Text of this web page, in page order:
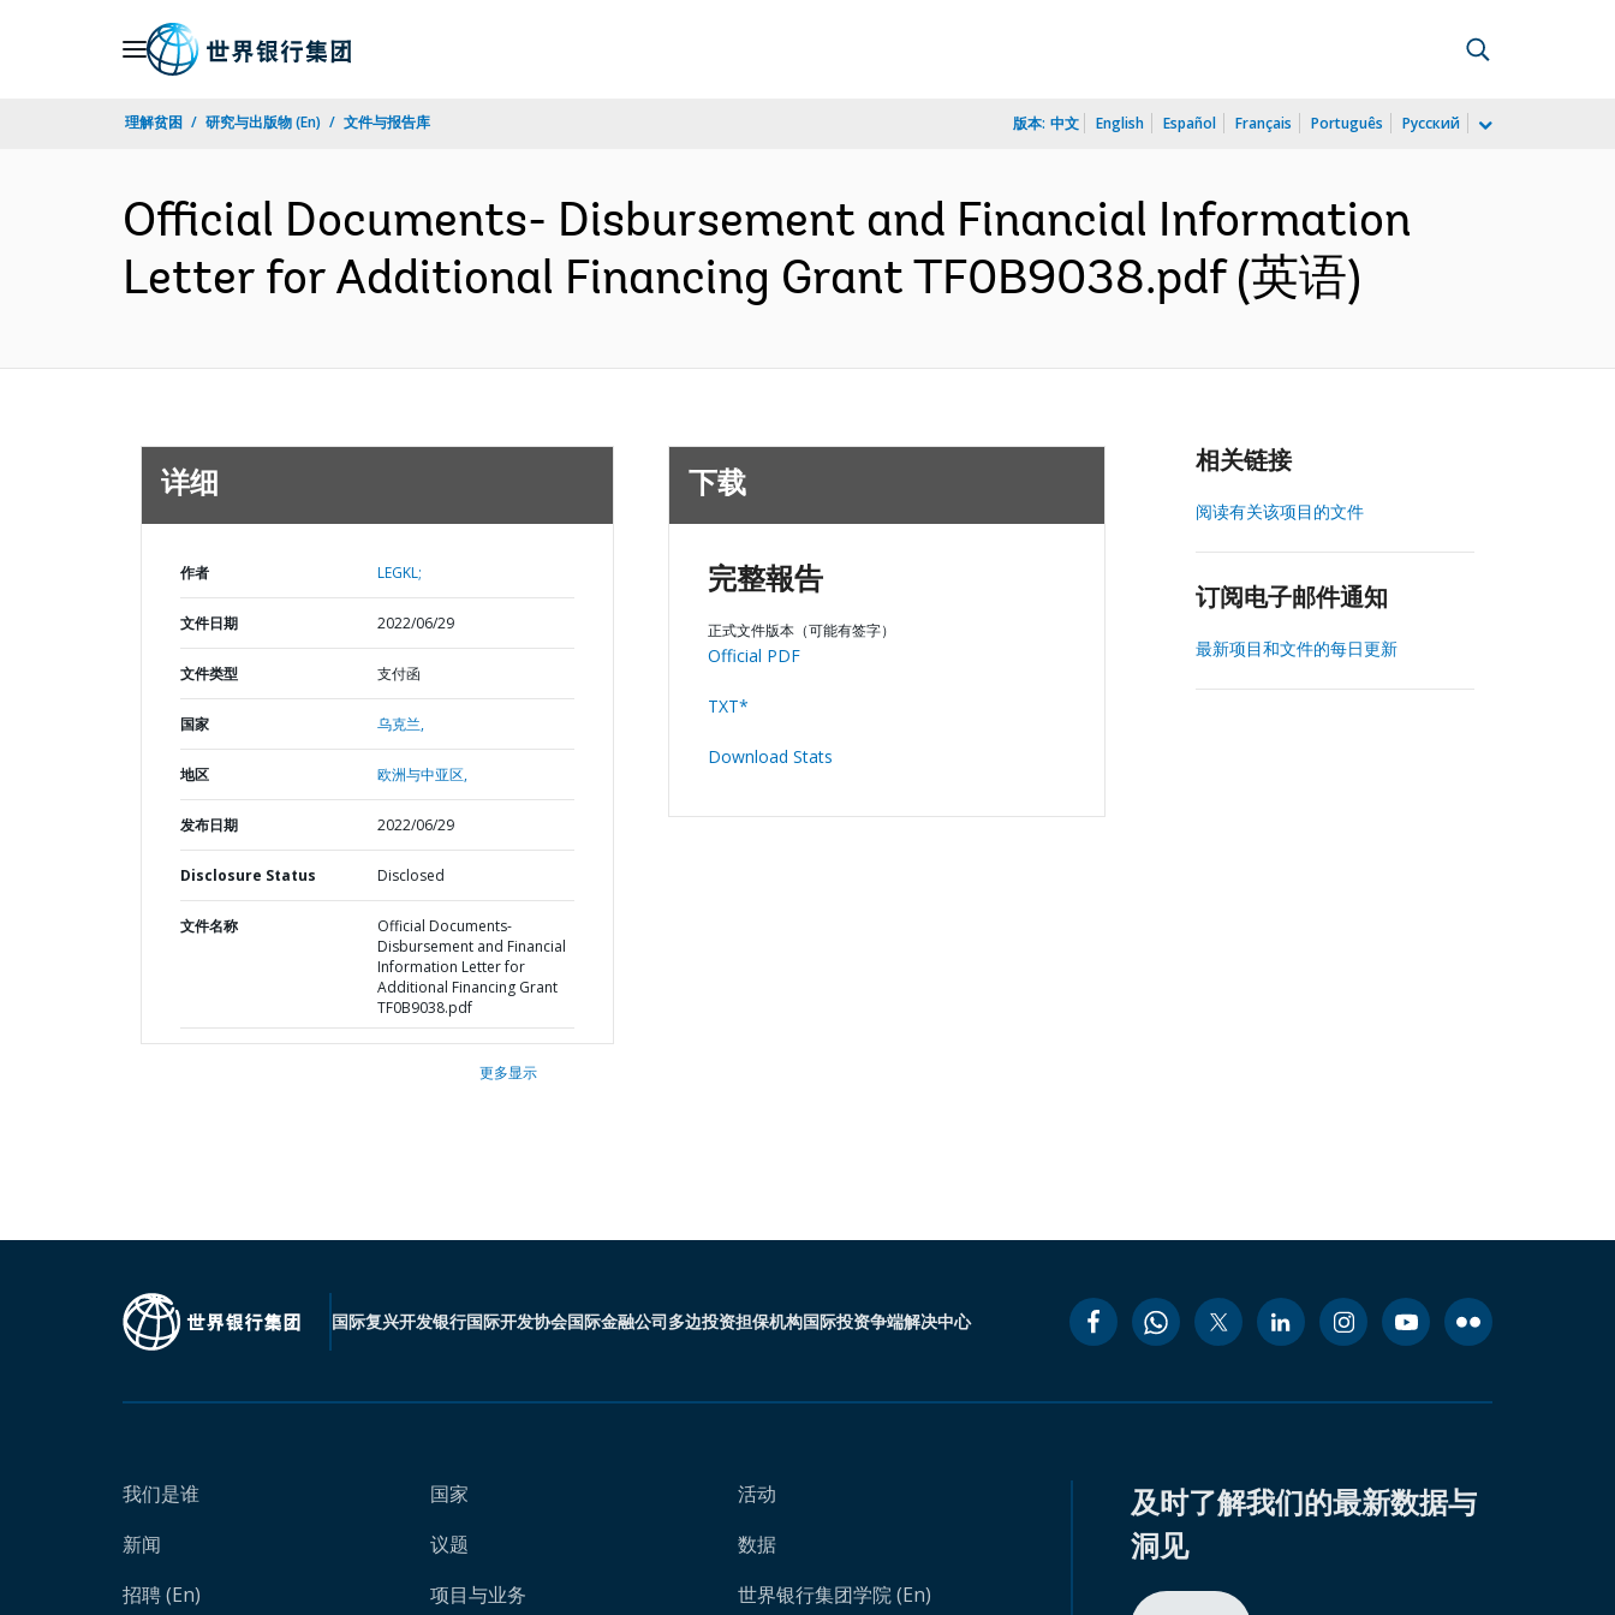
理解贫困 研究与出版物 (En) 文件与报告库 版本: 中文 English Español Français Português Русский
Official Documents- Disbursement and Financial Information
Letter for Additional Financing Grant TF0B9038.pdf (英语)
详细
作者 LEGKL;
文件日期 2022/06/29
文件类型 支付函
国家 乌克兰,
地区 欧洲与中亚区,
发布日期 2022/06/29
Disclosure Status Disclosed
文件名称
Official Documents-
Disbursement and Financial
Information Letter for
Additional Financing Grant
TF0B9038.pdf
更多显示
下载
完整報告
正式文件版本（可能有签字）
Official PDF
TXT*
Download Stats
相关链接
阅读有关该项目的文件
订阅电子邮件通知
最新项目和文件的每日更新
国际复兴开发银行国际开发协会国际金融公司多边投资担保机构国际投资争端解决中心
我们是谁
新闻
招聘 (En)
国家
议题
项目与业务
活动
数据
世界银行集团学院 (En)
及时了解我们的最新数据与
洞见